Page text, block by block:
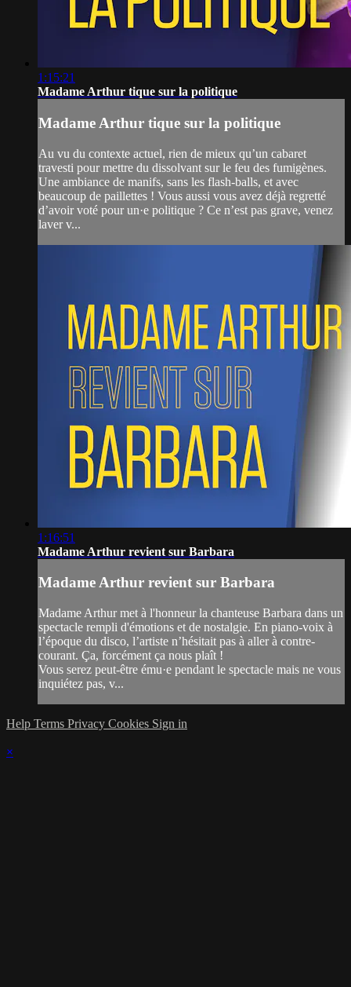
1:15:21
Madame Arthur tique sur la politique
Madame Arthur tique sur la politique
Au vu du contexte actuel, rien de mieux qu’un cabaret
travesti pour mettre du dissolvant sur le feu des fumigènes.
Une ambiance de manifs, sans les flash-balls, et avec
beaucoup de paillettes ! Vous aussi vous avez déjà regretté
d’avoir voté pour un·e politique ? Ce n’est pas grave, venez
laver v...
1:16:51
Madame Arthur revient sur Barbara
Madame Arthur revient sur Barbara
Madame Arthur met à l'honneur la chanteuse Barbara dans un
spectacle rempli d'émotions et de nostalgie. En piano-voix à
l’époque du disco, l’artiste n’hésitait pas à aller à contre-
courant. Ça, forcément ça nous plaît !
Vous serez peut-être ému·e pendant le spectacle mais ne vous
inquiétez pas, v...
Help Terms Privacy Cookies Sign in
×